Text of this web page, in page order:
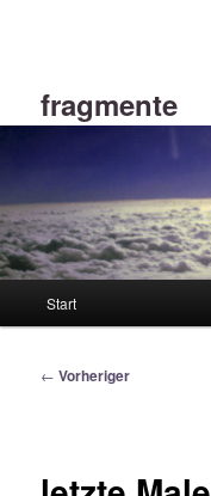
fragmente
Start
Beitragsnavigation
← Vorheriger